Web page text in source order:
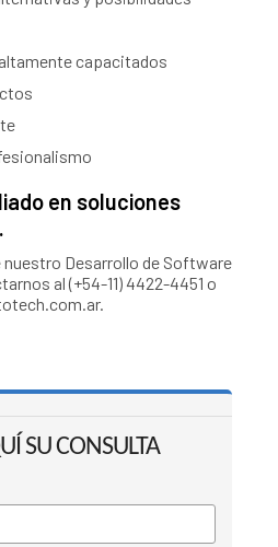
capacitados
en soluciones
Desarrollo de Software
al (+54-11) 4422-4451 o
.
SU CONSULTA